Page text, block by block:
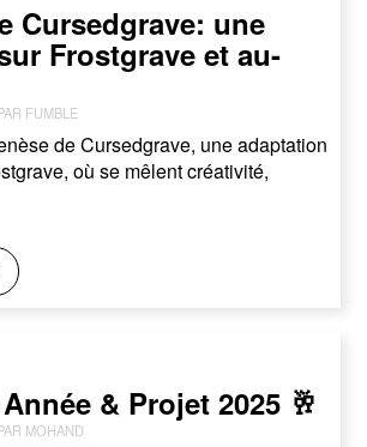
Cursedgrave: une
Frostgrave et au-
FUMBLE
de Cursedgrave, une adaptation
où se mêlent créativité,
& Projet 2025 🥂
MOHAND